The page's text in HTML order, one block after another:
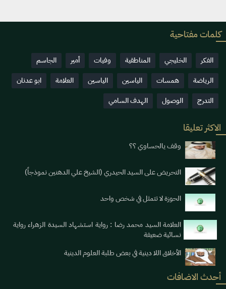
كلمات مفتاحية
الفكر الخليجي المناطقية وفيات أمير
الجاسم
الرياضة
همسات الياسين الياسين العلامة
ابو عدنان
التدرج
الوصول الهدف السامي
الاكثر تعليقا
وقف يالحساوي ؟؟
التحريض على السيد الحيدري (الشيخ علي الدهنين نموذجاً)
الحوزة لا تتمثل في شخص واحد
العلامة السيد محمد رضا : رواية استشهاد السيدة الزهراء رواية
نسائية ضعيفة
الأخلاق اللا دينية في بعض طلبة العلوم الدينية
أحدث الاضافات